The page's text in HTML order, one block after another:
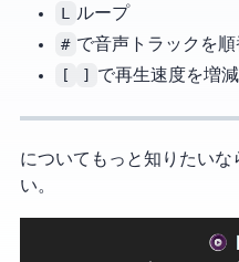
L A-B ループ
# で音声トラックを順
[ ] で再生速度を増減
MPV についてもっと知りたいなら
い。